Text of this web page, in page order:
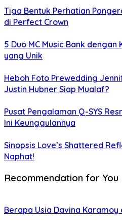
Tiga Bentuk Perhatian
di Perfect Crown
5 Duo MC Music Bank dengan
yang Unik
Heboh Foto Prewedding
Justin Hubner Siap Mualaf?
Pusat Pengalaman Q-SYS
Ini Keunggulannya
Sinopsis Love’s Shattered
Naphat!
Recommendation for You
Berapa Usia Davina